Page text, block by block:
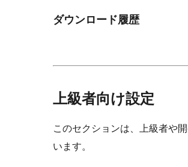
ダウンロード履歴
上級者向け設定
このセクションは、上級者や
います。